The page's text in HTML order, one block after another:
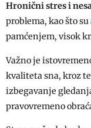
Hronični stres i
problema, kao što su
pamćenjem, visok
Važno je
kvaliteta sna, kroz
izbegavanje
pravovremeno